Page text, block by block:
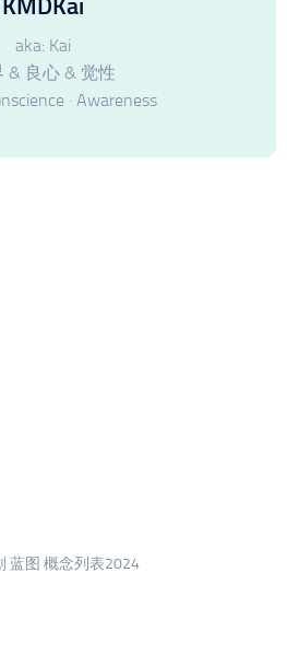
KMDKai
aka: Kai
& 良心 & 觉性
· Awareness
蓝图 概念列表2024